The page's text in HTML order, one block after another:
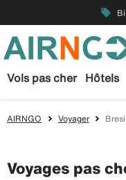
local_offer
Vols pas cher Hôtels
AIRNGO Voyager Bresil
Voyages pas